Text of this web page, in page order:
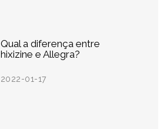
Qual a diferença entre
hixizine e Allegra?
2022-01-17